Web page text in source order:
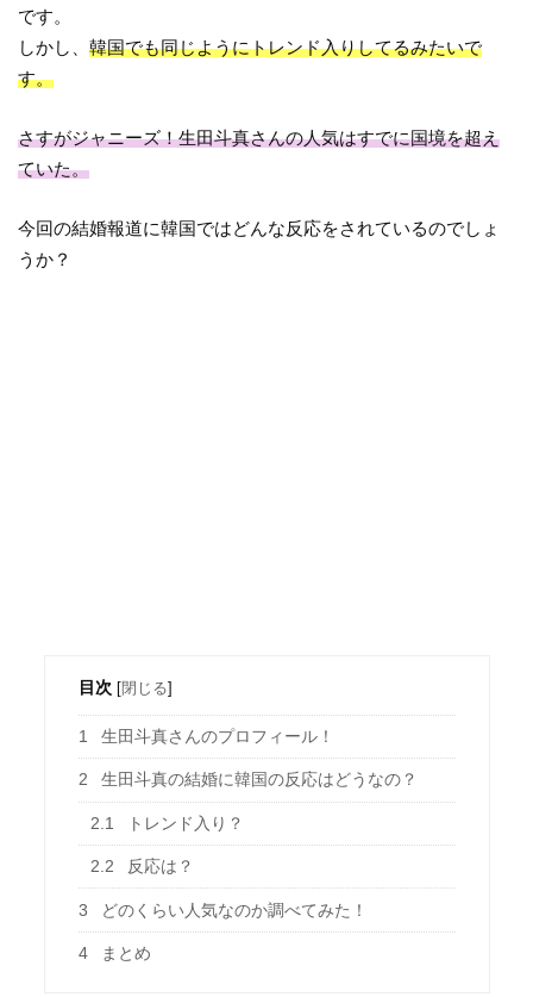
です。
しかし、韓国でも同じようにトレンド入りしてるみたいで
す。
さすがジャニーズ！生田斗真さんの人気はすでに国境を超え
ていた。
今回の結婚報道に韓国ではどんな反応をされているのでしょ
うか？
目次 [閉じる]
1 生田斗真さんのプロフィール！
2 生田斗真の結婚に韓国の反応はどうなの？
2.1 トレンド入り？
2.2 反応は？
3 どのくらい人気なのか調べてみた！
4 まとめ